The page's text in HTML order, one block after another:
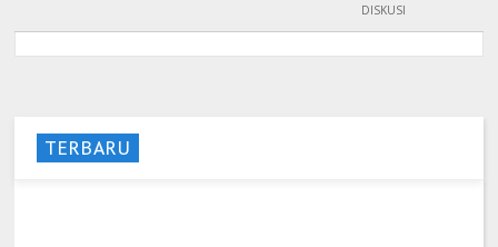
DISKUSI
TERBARU